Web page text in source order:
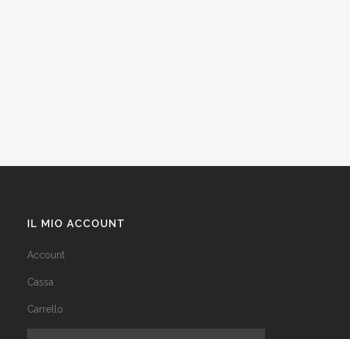
IL MIO ACCOUNT
Account
Cassa
Carrello